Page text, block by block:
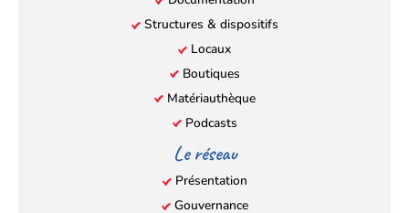
Structures & dispositifs
Locaux
Boutiques
Matériauthèque
Podcasts
Le réseau
Présentation
Gouvernance